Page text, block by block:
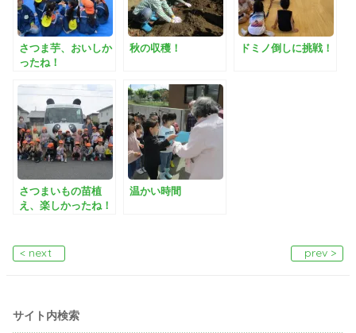
さつま芋、おいしか
ったね！
秋の収穫！ ドミノ倒しに挑戦！
さつまいもの苗植
え、楽しかったね！
温かい時間
< next prev >
サイト内検索